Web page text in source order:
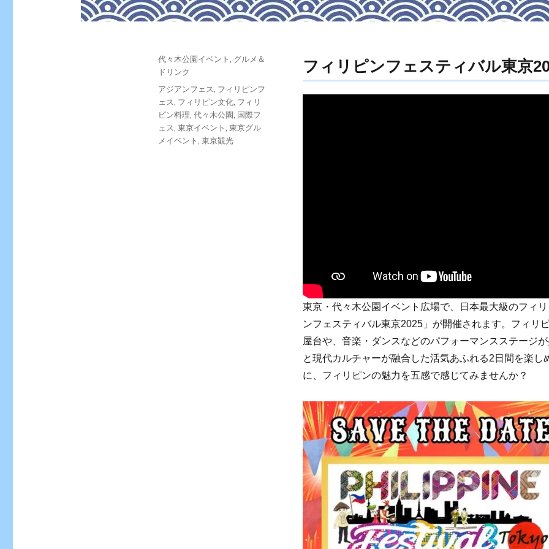
フィリピンフェスティバル東京
東京・代々木公園イベント広場で、日本最大級のフィ
ンフェスティバル東京2025」が開催されます。フィリ
屋台や、音楽・ダンスなどのパフォーマンスステージ
と現代カルチャーが融合した活気あふれる2日間を楽し
に、フィリピンの魅力を五感で感じてみませんか？
投
稿
カ
テ
ー
代々木公園イベント , グルメ＆
ドリンク
タ
グ
アジアンフェス, フィリピンフ
ェス, フィリピン文化, フィリ
ピン料理, 代々木公園, 国際フ
ェス, 東京イベント , 東京グル
メイベント , 東京観光